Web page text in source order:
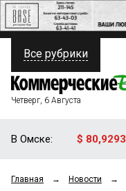
ПОЛИТИКА
ФИНАНСЫ
ОБЩЕСТВО
Все рубрики
Четверг, 6 Августа
В Омске: $ 80,9293
Главная → Новости →